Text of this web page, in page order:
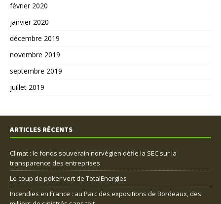
février 2020
janvier 2020
décembre 2019
novembre 2019
septembre 2019
juillet 2019
ARTICLES RÉCENTS
Climat : le fonds souverain norvégien défie la SEC sur la
transparence des entreprises
Le coup de poker vert de TotalEnergies
Incendies en France : au Parc des expositions de Bordeaux, des